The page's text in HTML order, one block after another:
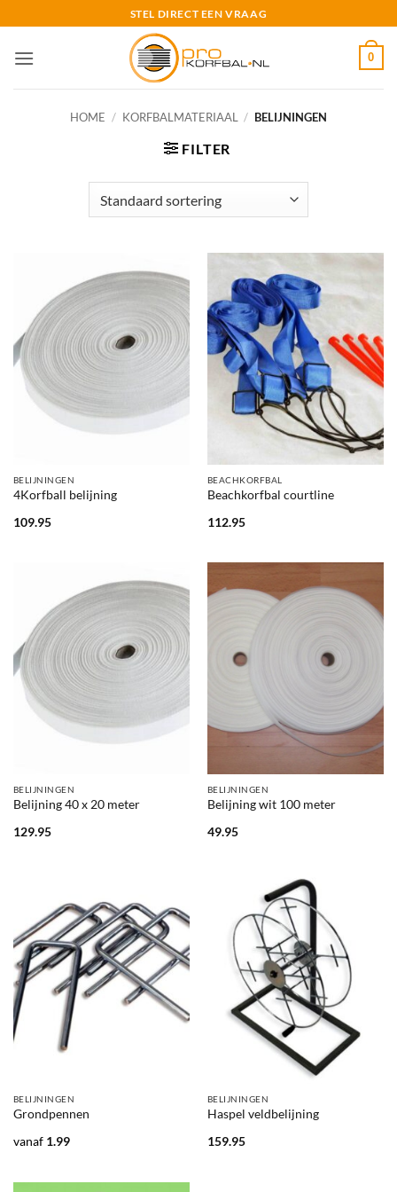
naar
inhoud
STEL DIRECT EEN VRAAG
0
HOME / KORFBALMATERIAAL / BELIJNINGEN
FILTER
BELIJNINGEN
4Korfball belijning
109.95
BEACHKORFBAL
Beachkorfbal courtline
112.95
BELIJNINGEN
Belijning 40 x 20 meter
129.95
BELIJNINGEN
Belijning wit 100 meter
49.95
BELIJNINGEN
Grondpennen
vanaf 1.99
BELIJNINGEN
Haspel veldbelijning
159.95